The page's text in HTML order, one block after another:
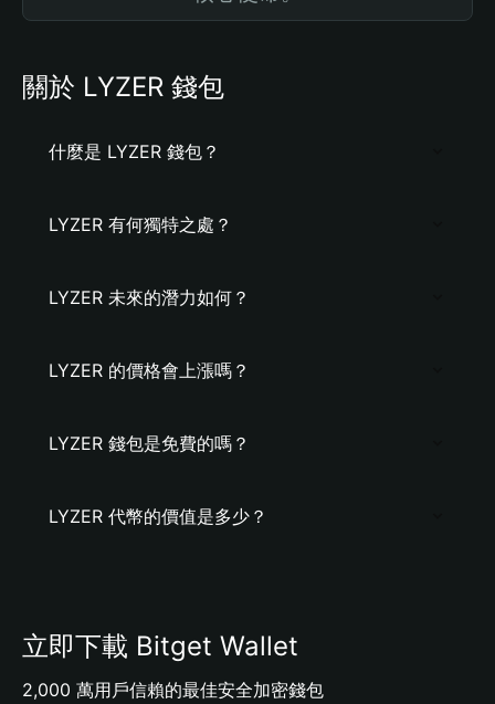
關於 LYZER 錢包
什麼是 LYZER 錢包？
LYZER 有何獨特之處？
LYZER 未來的潛力如何？
LYZER 的價格會上漲嗎？
LYZER 錢包是免費的嗎？
LYZER 代幣的價值是多少？
立即下載 Bitget Wallet
2,000 萬用戶信賴的最佳安全加密錢包